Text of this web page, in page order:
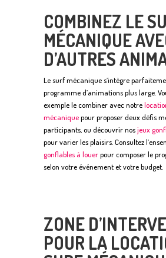
COMBINEZ LE
MÉCANIQUE
D’AUTRES
Le surf mécanique s’intègre
programme d’animations plus large.
exemple le combiner avec notre
mécaniquepour proposer deux défis
participants, ou découvrir nosjeux
pour varier les plaisirs. Consultez
gonflables à louerpour composer le
selon votre événement et votre budget.
ZONE
POUR LA